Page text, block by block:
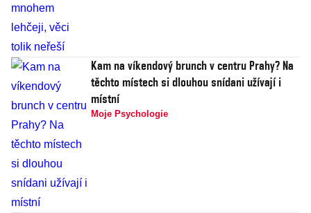
Kam na víkendový brunch v centru Prahy? Na
těchto místech si dlouhou snídani užívají i
místní
Moje Psychologie